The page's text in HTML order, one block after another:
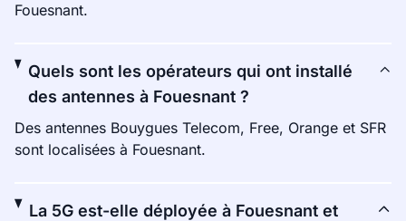
Fouesnant.
Quels sont les opérateurs qui ont installé
des antennes à Fouesnant ?
Des antennes Bouygues Telecom, Free, Orange et SFR
sont localisées à Fouesnant.
La 5G est-elle déployée à Fouesnant et